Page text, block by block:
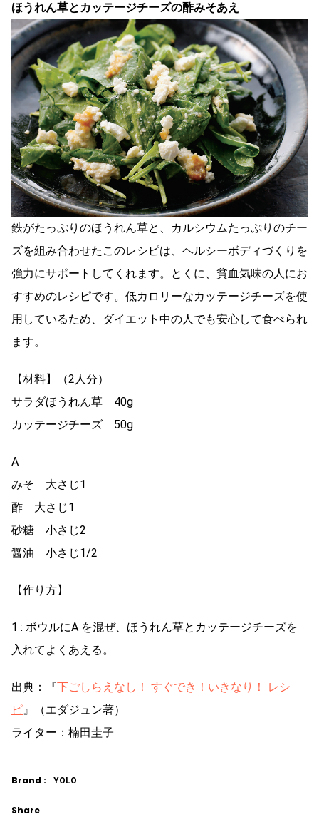
ほうれん草とカッテージチーズの酢みそあえ
鉄がたっぷりのほうれん草と、カルシウムたっぷりのチー
ズを組み合わせたこのレシピは、ヘルシーボディづくりを
強力にサポートしてくれます。とくに、貧血気味の人にお
すすめのレシピです。低カロリーなカッテージチーズを使
用しているため、ダイエット中の人でも安心して食べられ
ます。
【材料】（2人分）
サラダほうれん草 40g
カッテージチーズ 50g
A
みそ 大さじ1
酢 大さじ1
砂糖 小さじ2
醤油 小さじ1/2
【作り方】
1 : ボウルにA を混ぜ、ほうれん草とカッテージチーズを
入れてよくあえる。
出典：『下ごしらえなし！ すぐでき！いきなり！ レシ
ピ』（エダジュン著）
ライター：楠田圭子
Brand : YOLO
Share